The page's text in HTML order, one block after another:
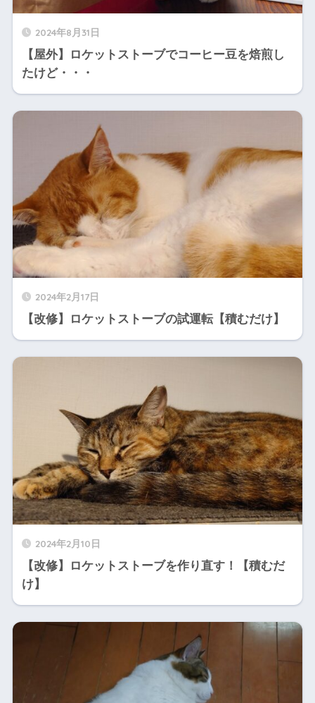
2024年8月31日
【屋外】ロケットストーブでコーヒー豆を焙煎し
たけど・・・
2024年2月17日
【改修】ロケットストーブの試運転【積むだけ】
2024年2月10日
【改修】ロケットストーブを作り直す！【積むだ
け】